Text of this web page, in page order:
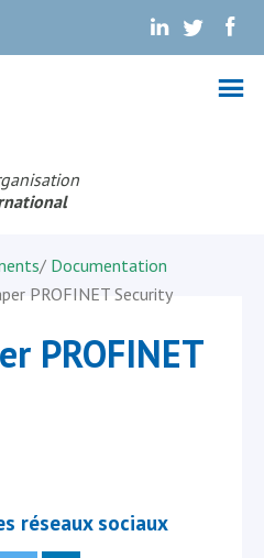
. . .
l
/ Documentation
PROFINET Security
PROFINET
réseaux sociaux